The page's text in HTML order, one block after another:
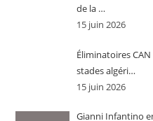
de la …
15 juin 2026
Éliminatoires
stades algéri…
15 juin 2026
Gianni Infantino